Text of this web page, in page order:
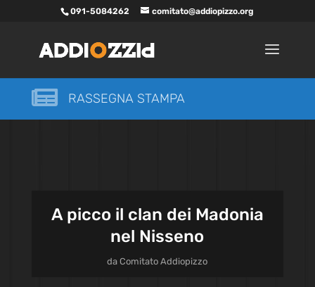
091-5084262 comitato@addiopizzo.org
 RASSEGNA STAMPA
A picco il clan dei Madonia
nel Nisseno
daComitato Addiopizzo